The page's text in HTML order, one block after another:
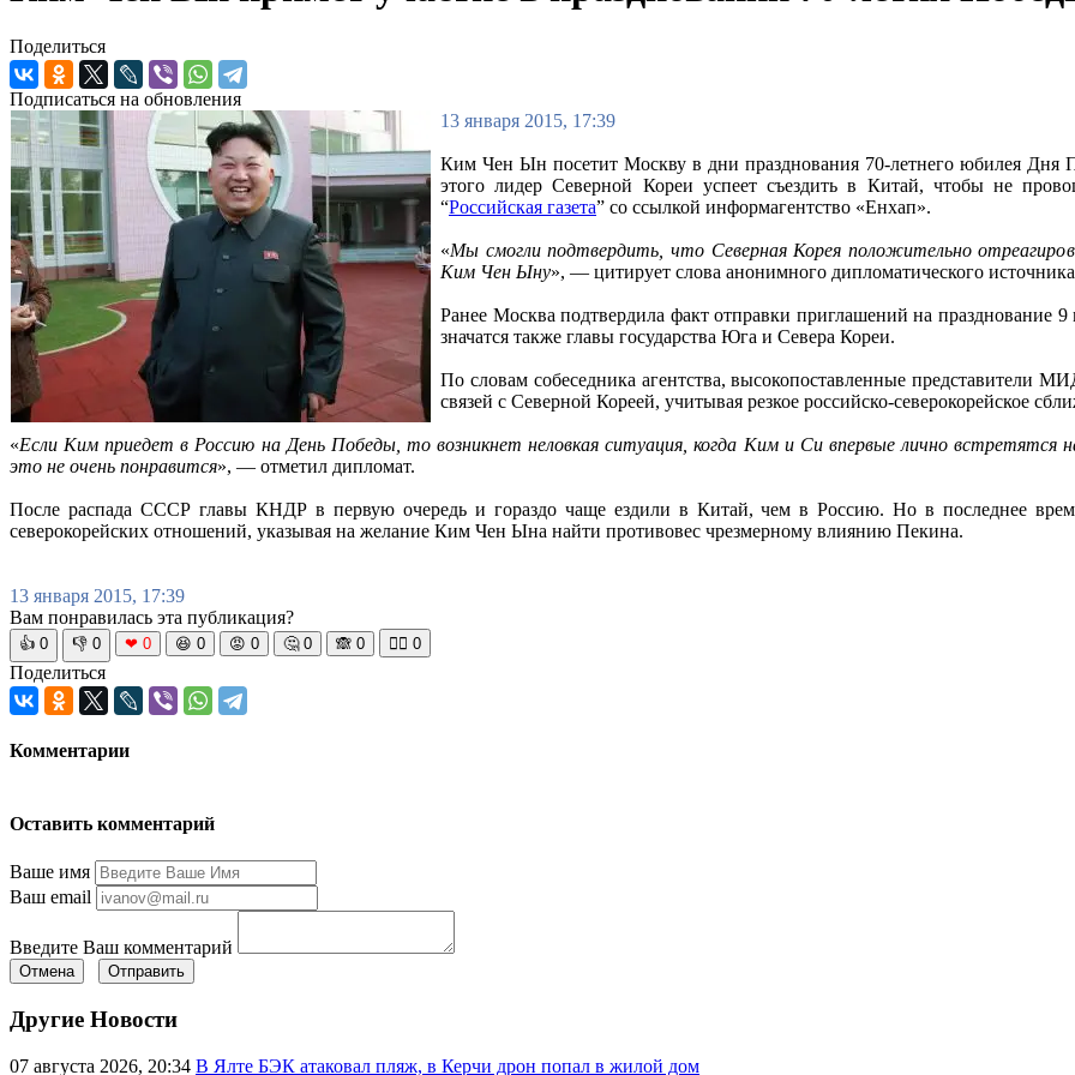
Поделиться
Подписаться на обновления
13 января 2015, 17:39
Ким Чен Ын посетит Москву в дни празднования 70-летнего юбилея Дня
этого лидер Северной Кореи успеет съездить в Китай, чтобы не
“Российская газета” со ссылкой информагентство «Енхап».
«Мы смогли подтвердить, что Северная Корея положительно
Ким Чен Ыну», — цитирует слова анонимного дипломатического
Ранее Москва подтвердила факт отправки приглашений на
значатся также главы государства Юга и Севера Кореи.
По словам собеседника агентства, высокопоставленные представители
связей с Северной Кореей, учитывая резкое российско-северокорейское
«Если Ким приедет в Россию на День Победы, то возникнет неловкая ситуация, когда Ким и Си впервые лично
это не очень понравится», — отметил дипломат.
После распада СССР главы КНДР в первую очередь и гораздо чаще ездили в Китай, чем в Россию. Но в последнее
северокорейских отношений, указывая на желание Ким Чен Ына найти противовес чрезмерному влиянию Пекина.
13 января 2015, 17:39
Вам понравилась эта публикация?
👍 0 👎 0 ❤ 0 😆 0 😡 0 🤔 0 🙈 0 🧘‍♀️ 0
Поделиться
Комментарии
Оставить комментарий
Ваше имя
Ваш email
Введите Ваш комментарий
Отмена Отправить
Другие Новости
07 августа 2026, 20:34 В Ялте БЭК атаковал пляж, в Керчи дрон попал в жилой дом